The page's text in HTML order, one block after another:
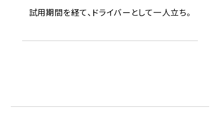
試用期間を経て、ドライバーとして一人立ち。